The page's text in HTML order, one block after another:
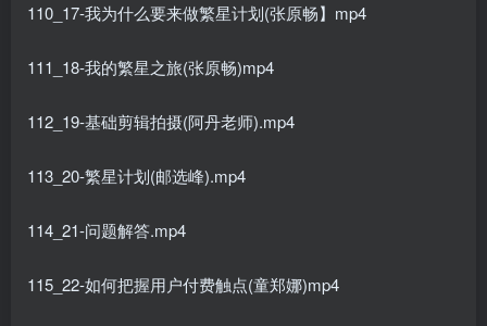
110_17-我为什么要来做繁星计划(张原畅】mp4
111_18-我的繁星之旅(张原畅)mp4
112_19-基础剪辑拍摄(阿丹老师).mp4
113_20-繁星计划(邮选峰).mp4
114_21-问题解答.mp4
115_22-如何把握用户付费触点(童郑娜)mp4